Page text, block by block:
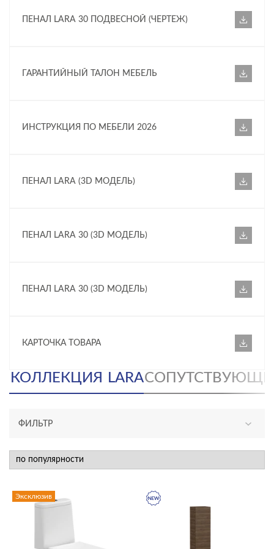
ПЕНАЛ LARA 30 ПОДВЕСНОЙ (ЧЕРТЕЖ)
ГАРАНТИЙНЫЙ ТАЛОН МЕБЕЛЬ
ИНСТРУКЦИЯ ПО МЕБЕЛИ 2026
ПЕНАЛ LARA (3D МОДЕЛЬ)
ПЕНАЛ LARA 30 (3D МОДЕЛЬ)
ПЕНАЛ LARA 30 (3D МОДЕЛЬ)
КАРТОЧКА ТОВАРА
КОЛЛЕКЦИЯ LARA
ФИЛЬТР
новинка
эксклюзив
акриловые ванны
Эксклюзив